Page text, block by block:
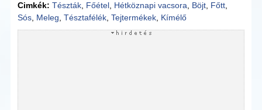
Cimkék: Tészták Főétel Hétköznapi vacsora Böjt Főtt
Sós Meleg ,Tésztafélék ,Tejtermékek Kímélő